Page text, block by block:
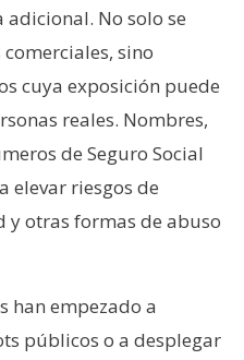
No solo se
sino
cuya exposición puede
reales. Nombres,
de Seguro Social
elevar riesgos de
otras formas de abuso
han empezado a
públicos o a desplegar